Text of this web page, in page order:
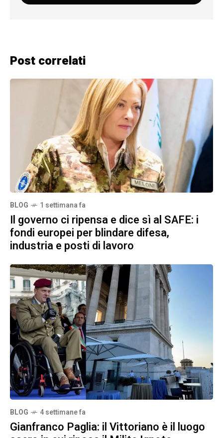
Post correlati
BLOG 1 settimana fa
Il governo ci ripensa e dice sì al SAFE: i
fondi europei per blindare difesa,
industria e posti di lavoro
BLOG 4 settimane fa
Gianfranco Paglia: il Vittoriano è il luogo